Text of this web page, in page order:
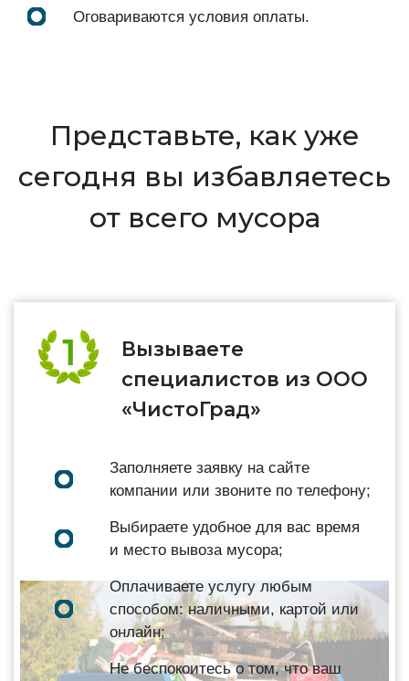
Оговариваются условия оплаты.
Представьте, как уже
сегодня вы избавляетесь
от всего мусора
Вызываете
специалистов из ООО
«ЧистоГрад»
Заполняете заявку на сайте
компании или звоните по телефону;
Выбираете удобное для вас время
и место вывоза мусора;
Оплачиваете услугу любым
способом: наличными, картой или
онлайн;
Не беспокоитесь о том, что ваш